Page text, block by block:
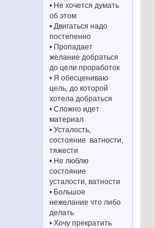
• Не хочется думать
об этом
• Двигаться надо
постепенно
• Пропадает
желание добраться
до цели проработок
• Я обесцениваю
цель, до которой
хотела добраться
• Сложно идет
материал
• Усталость,
состояние ватности,
тяжести
• Не люблю
состояние
усталости, ватности
• Большое
нежелание что либо
делать
• Хочу прекратить